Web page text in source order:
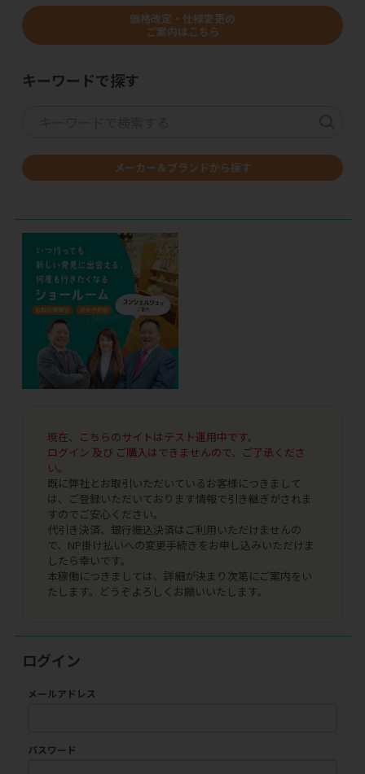
価格改定・仕様変更の
ご案内はこちら
キーワードで探す
メーカー＆ブランドから探す
現在、こちらのサイトはテスト運用中です。
ログイン 及び ご購入はできませんので、ご了承くださ
い。
既に弊社とお取引いただいているお客様につきまして
は、ご登録いただいております情報で引き継ぎがされま
すのでご安心ください。
代引き決済、銀行振込決済はご利用いただけませんの
で、NP掛け払いへの変更手続きをお申し込みいただけま
したら幸いです。
本稼働につきましては、詳細が決まり次第にご案内をい
たします。どうぞよろしくお願いいたします。
ログイン
メールアドレス
パスワード